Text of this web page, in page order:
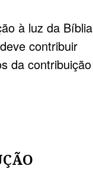
à luz da Bíblia
contribuir
da contribuição